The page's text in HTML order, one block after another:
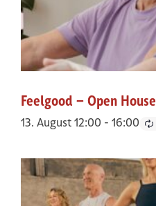
Feelgood – Open House
13. August 12:00 - 16:00